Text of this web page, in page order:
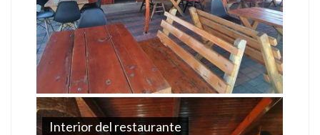
Interior del restaurante